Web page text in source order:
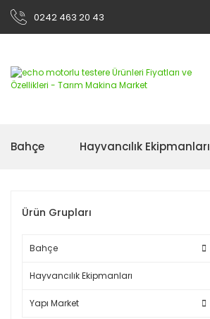
0242 463 20 43
Bahçe Hayvancılık Ekipmanları
Ürün Grupları
Bahçe
Hayvancılık Ekipmanları
Yapı Market